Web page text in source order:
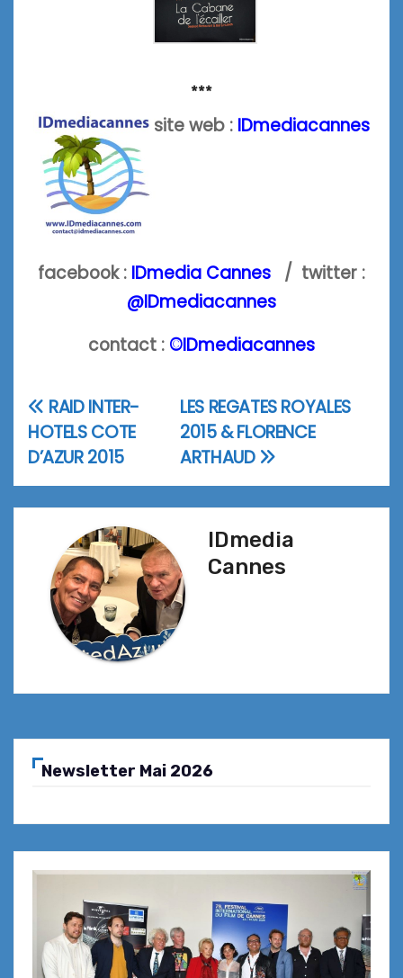
***
site web : IDmediacannes
facebook : IDmedia Cannes / twitter :
@IDmediacannes
contact : ©IDmediacannes
Navigation
de
l’article
LES REGATES ROYALES
2015 & FLORENCE
ARTHAUD
RAID INTER-
HOTELS COTE
D’AZUR 2015
IDmedia
Cannes
Newsletter Mai 2026